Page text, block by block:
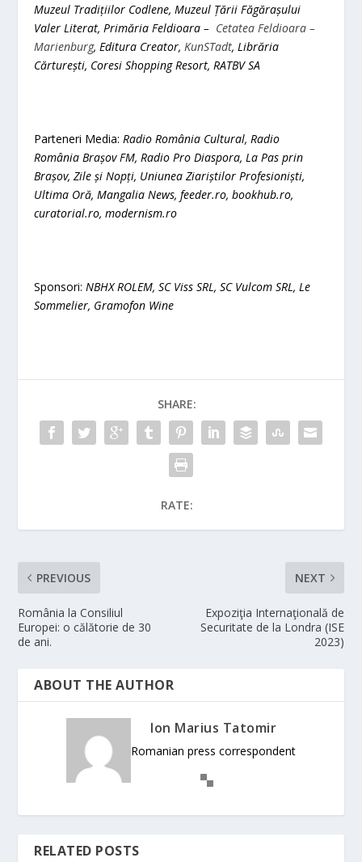
Muzeul Tradițiilor Codlene,Muzeul Țării Făgărașului
Valer Literat, Primăria Feldioara – Cetatea Feldioara –
Marienburg, Editura Creator,KunSTadt, Librăria
Cărturești, Coresi Shopping Resort, RATBV SA
Parteneri Media:Radio România Cultural, Radio
România Brașov FM, Radio Pro Diaspora, La Pas prin
Brașov, Zile și Nopți, Uniunea Ziariștilor Profesioniști,
Ultima Oră, Mangalia News, feeder.ro, bookhub.ro,
curatorial.ro, modernism.ro
Sponsori: NBHX ROLEM, SC Viss SRL, SC Vulcom SRL, Le
Sommelier, Gramofon Wine
SHARE:
RATE:
PREVIOUS
România la Consiliul
Europei: o călătorie de 30
de ani.
NEXT
Expoziţia Internaţională de
Securitate de la Londra (ISE
2023)
ABOUT THE AUTHOR
Ion Marius Tatomir
Romanian press correspondent
RELATED POSTS